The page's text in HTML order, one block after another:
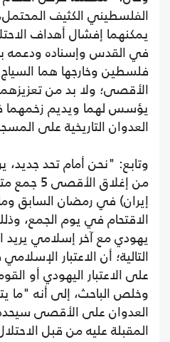
الفلسطيني الكثيف
يمكنهما إفشال أهداف
في القدس وإسناده ودعمه
فلسطين وخارجها هما
الأقصى؛ ولا بد من
يؤسس لهما ويديم
العدوان التاريخية على
وتابع: "نحن أمام تحد جديد،
من إغلاق
إيران) في رمضان السابق
الاقتحام في يوم الجمع،
يهودي مع آخر إسلامي يريد
التالية؛ أن الاعتبار
على الاعتبار اليهودي أو
وخلص الباحث، إلى أنه "ما
العدوان على الأقصى سيحدد
المقبلة عليه من قبل